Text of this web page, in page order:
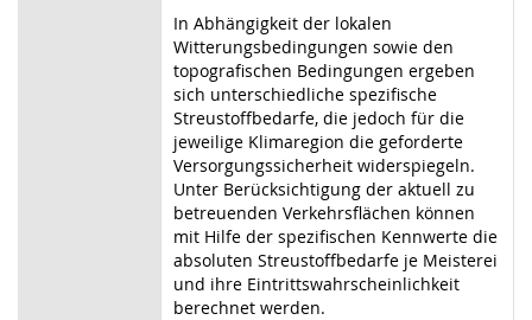
In Abhängigkeit der lokalen
Witterungsbedingungen sowie den
topografischen Bedingungen ergeben
sich unterschiedliche spezifische
Streustoffbedarfe, die jedoch für die
jeweilige Klimaregion die geforderte
Versorgungssicherheit widerspiegeln.
Unter Berücksichtigung der aktuell zu
betreuenden Verkehrsflächen können
mit Hilfe der spezifischen Kennwerte die
absoluten Streustoffbedarfe je Meisterei
und ihre Eintrittswahrscheinlichkeit
berechnet werden.